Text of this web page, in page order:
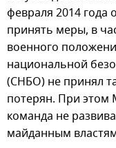
февраля 2014
принять меры, в
военного
национальной
(СНБО) не принял
потерян. При этом
команда не
майданным